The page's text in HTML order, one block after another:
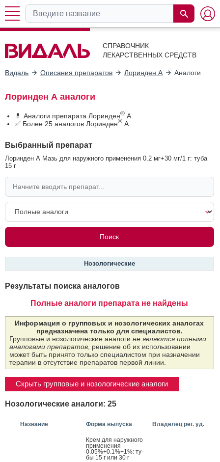
СПРАВОЧНИК
ЛЕКАРСТВЕННЫХ СРЕДСТВ
Видаль Описания препаратов Лоринден А Аналоги
Лоринден А аналоги
💊 Аналоги препарата Лоринден® А
✅ Более 25 аналогов Лоринден® А
Выбранный препарат
Лоринден А Мазь для наружного применения 0.2 мг+30 мг/1 г: туба
15 г
Нозологические
Результаты поиска аналогов
Полные аналоги препарата не найдены
Информация о групповых и нозологических аналогах
предназначена только для специалистов.
Групповые и нозологические аналоги не являются полными
аналогами препаратов , решение об их использовании
может быть принято только специалистом при назначении
терапии в отсутствие препаратов первой линии.
Скрыть групповые и нозологические аналоги
Нозологические аналоги: 25
Название Форма выпуска Владелец рег. уд.
Крем для на­руж­но­го
при­мене­ния
0.05%+0.1%+1%: ту­
бы 15 г или 30 г